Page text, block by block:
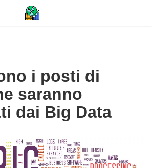
i posti di
saranno
dai Big Data